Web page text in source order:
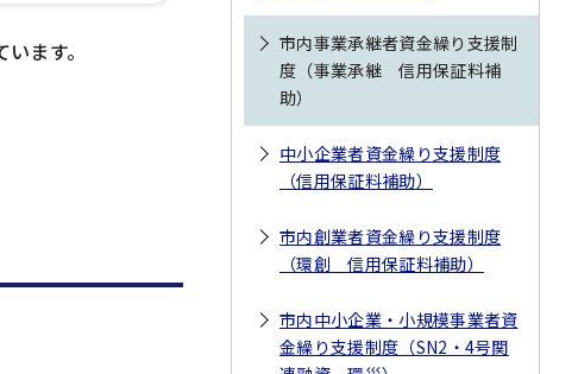
ます。
市内事業承継者資金繰り支援制
度（事業承継 信用保証料補
助）
中小企業者資金繰り支援制度
（信用保証料補助）
市内創業者資金繰り支援制度
（環創 信用保証料補助）
市内中小企業・小規模事業者資
金繰り支援制度（SN2・4号関